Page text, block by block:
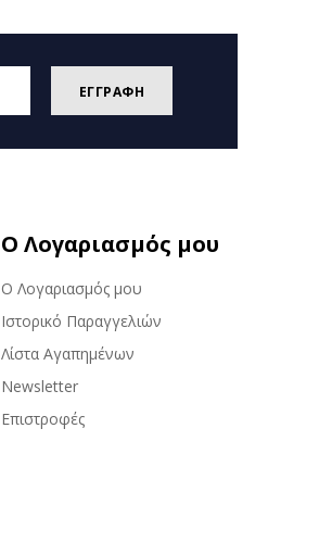
ΕΓΓΡΑΦΗ
Ο Λογαριασμός μου
Ο Λογαριασμός μου
Ιστορικό Παραγγελιών
Λίστα Αγαπημένων
Newsletter
Επιστροφές